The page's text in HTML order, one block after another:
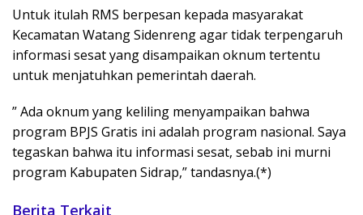
Untuk itulah RMS berpesan kepada masyarakat
Kecamatan Watang Sidenreng agar tidak terpengaruh
informasi sesat yang disampaikan oknum tertentu
untuk menjatuhkan pemerintah daerah.
” Ada oknum yang keliling menyampaikan bahwa
program BPJS Gratis ini adalah program nasional. Saya
tegaskan bahwa itu informasi sesat, sebab ini murni
program Kabupaten Sidrap,” tandasnya.(*)
Berita Terkait